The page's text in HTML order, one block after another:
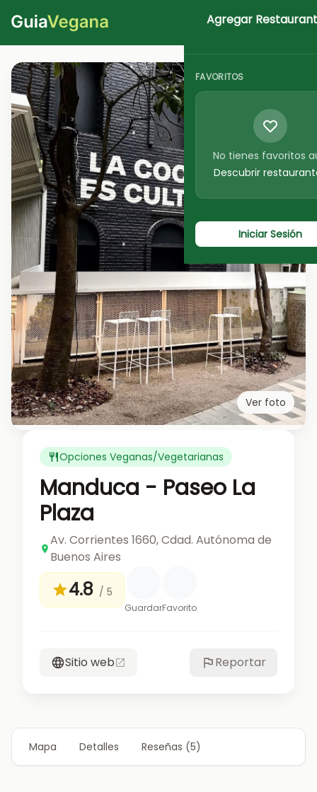
Iniciar Sesion
Agregar
FAVORITOS
No tienes favoritos
Descubrir
Iniciar Sesión
Ver foto
Opciones Veganas/Vegetarianas
Manduca - Paseo La
Plaza
Av. Corrientes 1660, Cdad. Autónoma de
Buenos Aires
4.8 / 5
GuardarFavorito
Sitio web Reportar
Mapa Detalles Reseñas (5)